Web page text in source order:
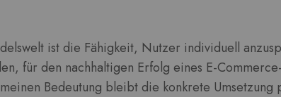
ist die Fähigkeit, Nutzer individuell
für den nachhaltigen Erfolg eines E-
Bedeutung bleibt die konkrete Umsetzung